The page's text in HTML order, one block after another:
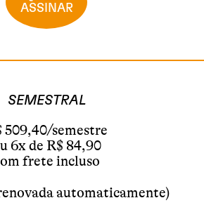
ASSINAR
SEMESTRAL
509,40/semestre
6x de R$ 84,90
frete incluso
automaticamente)